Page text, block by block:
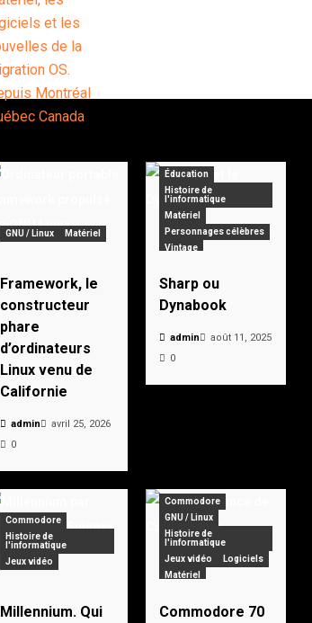
GNU / Linux Matériel
Framework, le
constructeur
phare
d’ordinateurs
Linux venu de
Californie
admin
avril 25, 2026
0
Éducation
Histoire de
l'informatique
Matériel
Personnages célèbres
Vintage
Sharp ou
Dynabook
admin
août 11, 2025
0
Commodore
Histoire de
l'informatique
Jeux vidéo
Millennium. Qui
Commodore
GNU / Linux
Histoire de
l'informatique
Jeux vidéo
Logiciels
Matériel
Pionniers
Vintage
Commodore 70